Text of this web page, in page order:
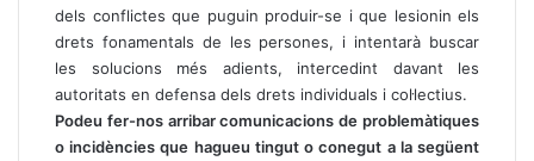
dels conflictes que puguin produir-se i que lesionin els
drets fonamentals de les persones, i intentarà buscar
les solucions més adients, intercedint davant les
autoritats en defensa dels drets individuals i col·lectius.
Podeu fer-nos arribar comunicacions de problemàtiques
o incidències que hagueu tingut o conegut a la següent